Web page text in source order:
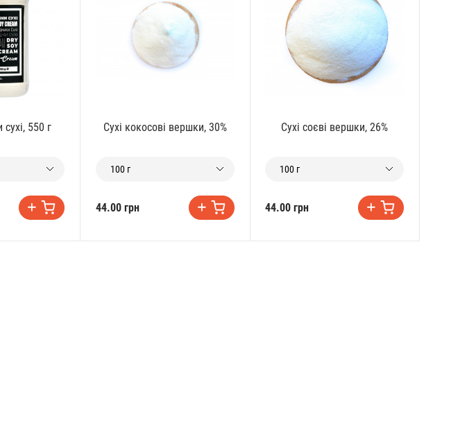
550 г Сухі кокосові вершки, 30%
100 г
44.00 грн
Сухі соєві вершки, 26%
100 г
44.00 грн